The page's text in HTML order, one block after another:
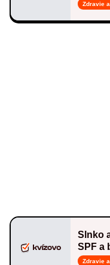
Zdravie
Slnko
SPF a
Zdravie